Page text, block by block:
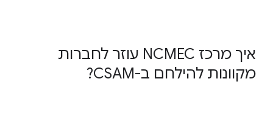
איך מרכז NCMEC עוזר לחברות
מקוונות להילחם ב-CSAM?